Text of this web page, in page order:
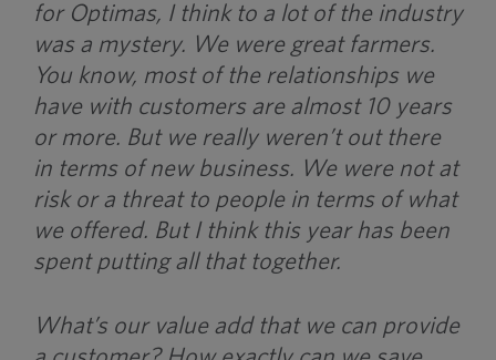
for Optimas, I think to a lot of the industry
was a mystery. We were great farmers.
You know, most of the relationships we
have with customers are almost 10 years
or more. But we really weren’t out there
in terms of new business. We were not at
risk or a threat to people in terms of what
we offered. But I think this year has been
spent putting all that together.
What’s our value add that we can provide